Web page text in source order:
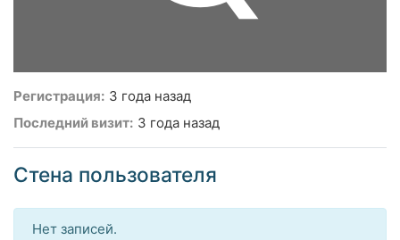
Регистрация: 3 года назад
Последний визит: 3 года назад
Стена пользователя
Нет записей.